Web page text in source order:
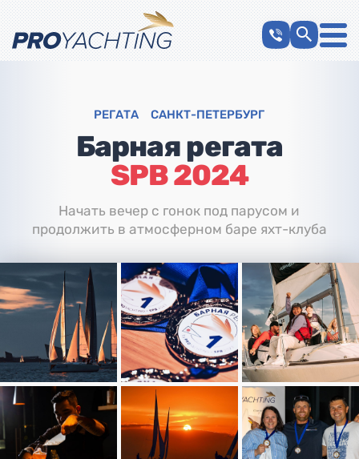
РЕГАТА САНКТ-ПЕТЕРБУРГ
Барная регата
SPB 2024
Начать вечер с гонок под парусом и
продолжить в атмосферном баре яхт-клуба